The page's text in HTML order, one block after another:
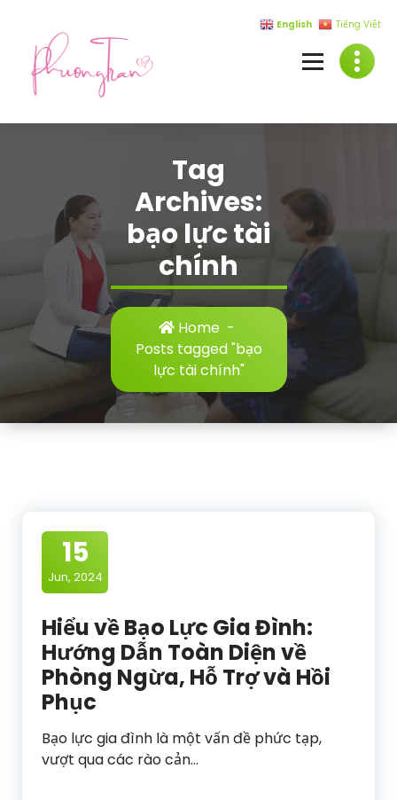
content
Tag
Archives:
bạo lực tài
chính
Home -
Posts tagged "bạo
lực tài chính"
15
Jun, 2024
Hiểu về Bạo Lực Gia Đình:
Hướng Dẫn Toàn Diện về
Phòng Ngừa, Hỗ Trợ và Hồi
Phục
Bạo lực gia đình là một vấn đề phức tạp,
vượt qua các rào cản…
English Tiếng Việt